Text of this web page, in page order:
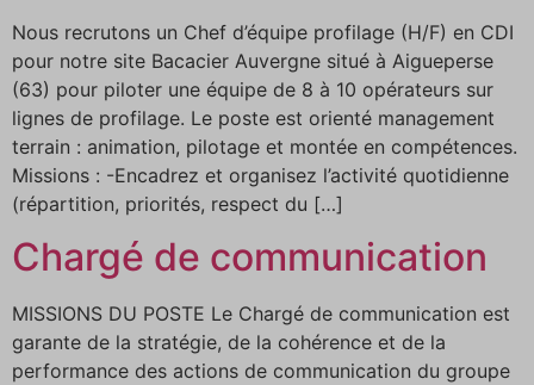
Nous recrutons un Chef d’équipe profilage (H/F) en CDI
pour notre site Bacacier Auvergne situé à Aigueperse
(63) pour piloter une équipe de 8 à 10 opérateurs sur
lignes de profilage. Le poste est orienté management
terrain : animation, pilotage et montée en compétences.
Missions : -Encadrez et organisez l’activité quotidienne
(répartition, priorités, respect du […]
Chargé de communication
MISSIONS DU POSTE Le Chargé de communication est
garante de la stratégie, de la cohérence et de la
performance des actions de communication du groupe